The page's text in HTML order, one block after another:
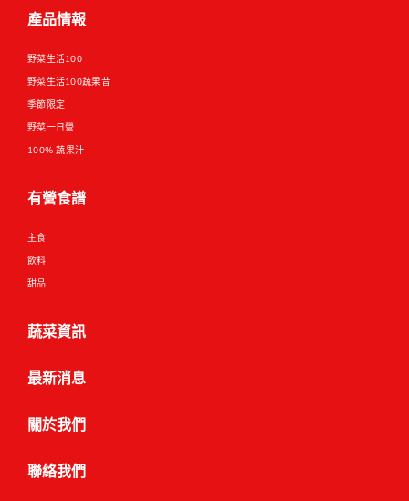
產品情報
野菜生活100
野菜生活100蔬果昔
季節限定
野菜一日營
100% 蔬果汁
有營食譜
主食
飲料
甜品
蔬菜資訊
最新消息
關於我們
聯絡我們